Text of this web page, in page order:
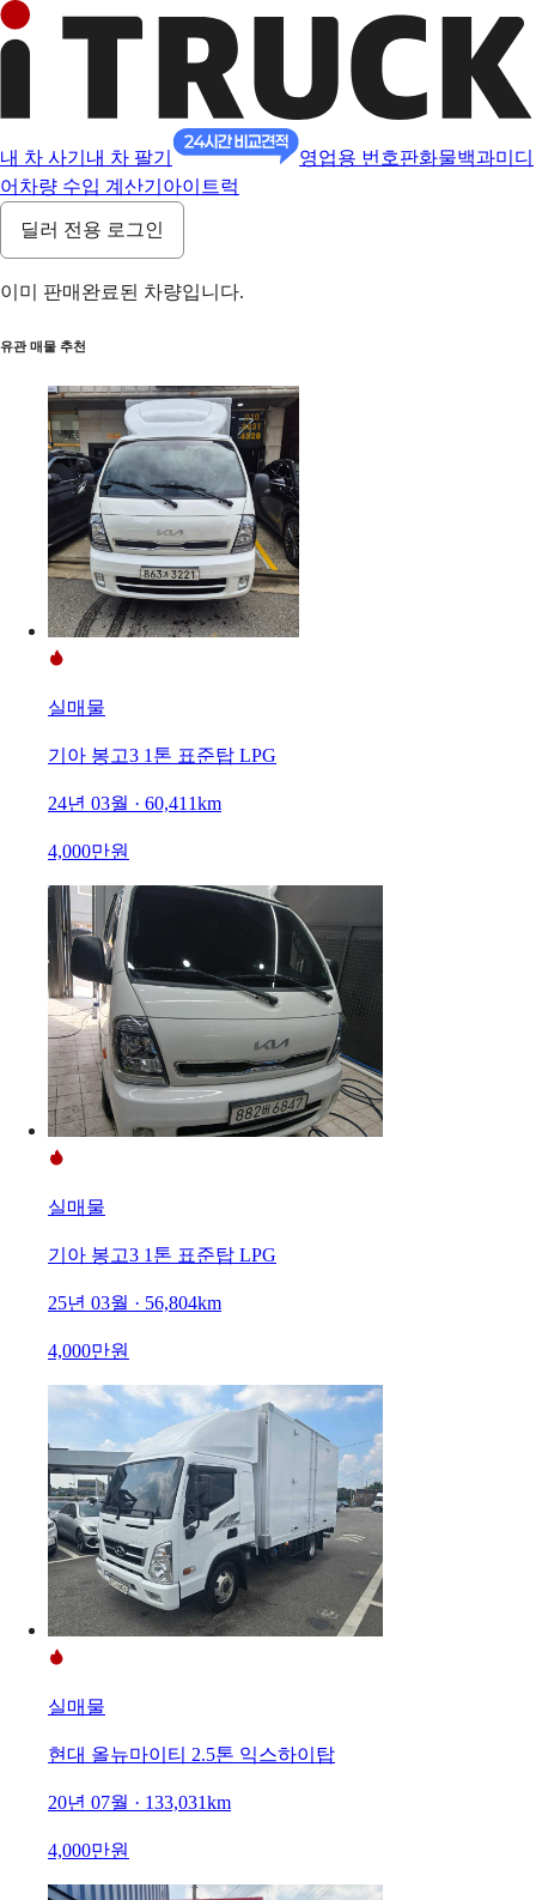
내 차 사기 내 차 팔기 영업용 번호판화물백과미디
어 차량 수입 계산기 아이트럭
딜러 전용 로그인
이미 판매완료된 차량입니다.
유관 매물 추천
실매물
기아 봉고3 1톤 표준탑 LPG
24년 03월 · 60,411km
4,000만원
실매물
기아 봉고3 1톤 표준탑 LPG
25년 03월 · 56,804km
4,000만원
실매물
현대 올뉴마이티 2.5톤 익스하이탑
20년 07월 · 133,031km
4,000만원